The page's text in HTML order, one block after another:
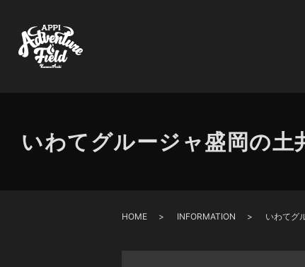
いわてグルージャ盛岡の
HOME INFORMATION いわてグ